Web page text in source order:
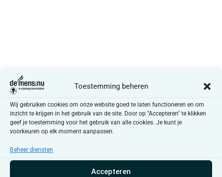
Toestemming beheren
Wij gebruiken cookies om onze website goed te laten functioneren en om
inzicht te krijgen in het gebruik van de site. Door op "Accepteren" te klikken
geef je toestemming voor het gebruik van alle cookies. Je kunt je
voorkeuren op elk moment aanpassen.
Beheer diensten
Accepteren